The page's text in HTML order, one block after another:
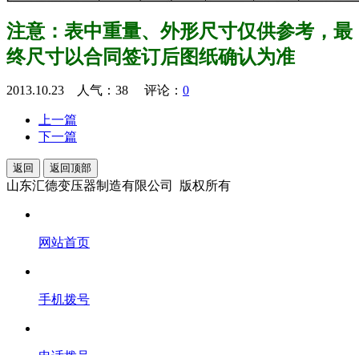
注意：表中重量、外形尺寸仅供参考，最
终尺寸以合同签订后图纸确认为准
2013.10.23 人气： 38 评论： 0
上一篇
下一篇
返回 返回顶部
山东汇德变压器制造有限公司 版权所有
网站首页
手机拨号